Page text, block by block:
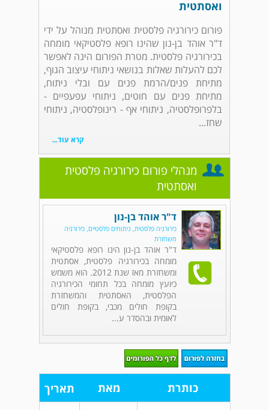
ואסתטית
פורום כירורגיה פלסטית ואסתטית מנוהל על ידי
ד"ר אוהד בן-נון שהינו רופא פלסטיקאי מומחה
בכירורגיה פלסטית. מטרת הפורום הינה לאפשר
לכם להעלות שאלות בנושאי ניתוחי עיצוב הגוף,
מתיחת פנים/הרמת פנים עם ובלי ניתוח,
מתיחת פנים עם חוטים, ניתוחי עפעפיים -
בלפרופלסטיה, ניתוחי אף - רינופלסטיה, ניתוחי
שחז...
קרא עוד...
מנהלי פורום כירורגיה פלסטית
ואסתטית
ד"ר אוהד בן-נון
כירורגיה פלסטית, ניתוחים פלסטיים, כירורגיה
משחזרת
ד"ר אוהד בן-נון הינו רופא פלסטיקאי
מומחה בכירורגיה פלסטית, אסתטית
ומשחזרת מאז שנת 2012. הוא משמש
כיועץ מומחה בכל תחומי הכירורגיה
הפלסטית, האסתטית והמשחזרת
בקופת חולים מכבי, בקופת חולים
לאומית ובהסדר ע...
כותרת מאת תאריך